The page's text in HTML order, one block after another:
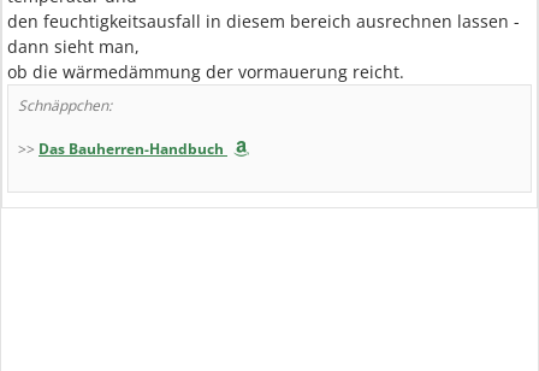
den feuchtigkeitsausfall in diesem bereich ausrechnen lassen -
dann sieht man,
ob die wärmedämmung der vormauerung reicht.
Schnäppchen:
>> Das Bauherren-Handbuch